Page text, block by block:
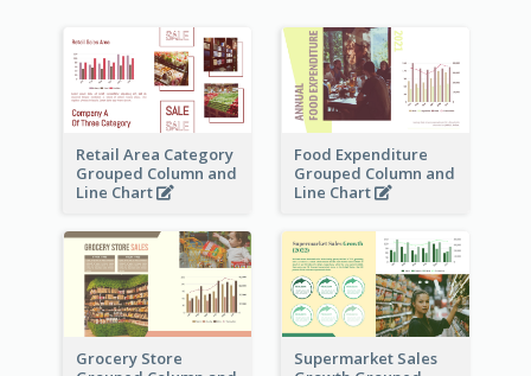
Retail Area Category
Grouped Column and
Line Chart
Food Expenditure
Grouped Column and
Line Chart
Grocery Store
Supermarket Sales